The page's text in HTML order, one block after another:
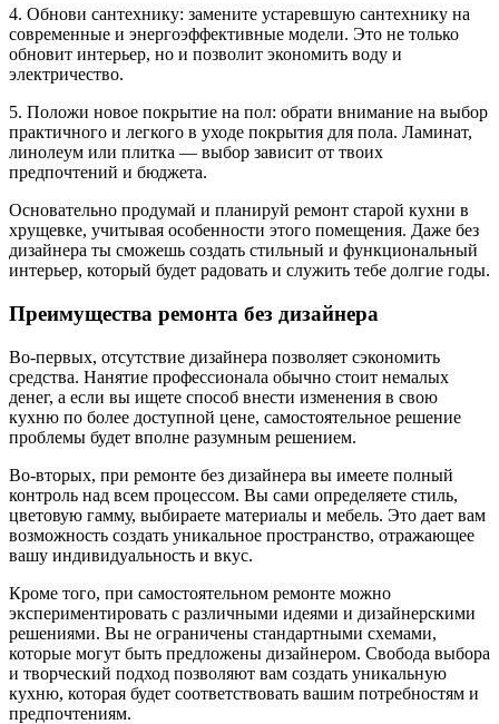
4. Обнови сантехнику: замените устаревшую сантехнику на
современные и энергоэффективные модели. Это не только
обновит интерьер, но и позволит экономить воду и
электричество.
5. Положи новое покрытие на пол: обрати внимание на выбор
практичного и легкого в уходе покрытия для пола. Ламинат,
линолеум или плитка — выбор зависит от твоих
предпочтений и бюджета.
Основательно продумай и планируй ремонт старой кухни в
хрущевке, учитывая особенности этого помещения. Даже без
дизайнера ты сможешь создать стильный и функциональный
интерьер, который будет радовать и служить тебе долгие годы.
Преимущества ремонта без дизайнера
Во-первых, отсутствие дизайнера позволяет сэкономить
средства. Нанятие профессионала обычно стоит немалых
денег, а если вы ищете способ внести изменения в свою
кухню по более доступной цене, самостоятельное решение
проблемы будет вполне разумным решением.
Во-вторых, при ремонте без дизайнера вы имеете полный
контроль над всем процессом. Вы сами определяете стиль,
цветовую гамму, выбираете материалы и мебель. Это дает вам
возможность создать уникальное пространство, отражающее
вашу индивидуальность и вкус.
Кроме того, при самостоятельном ремонте можно
экспериментировать с различными идеями и дизайнерскими
решениями. Вы не ограничены стандартными схемами,
которые могут быть предложены дизайнером. Свобода выбора
и творческий подход позволяют вам создать уникальную
кухню, которая будет соответствовать вашим потребностям и
предпочтениям.